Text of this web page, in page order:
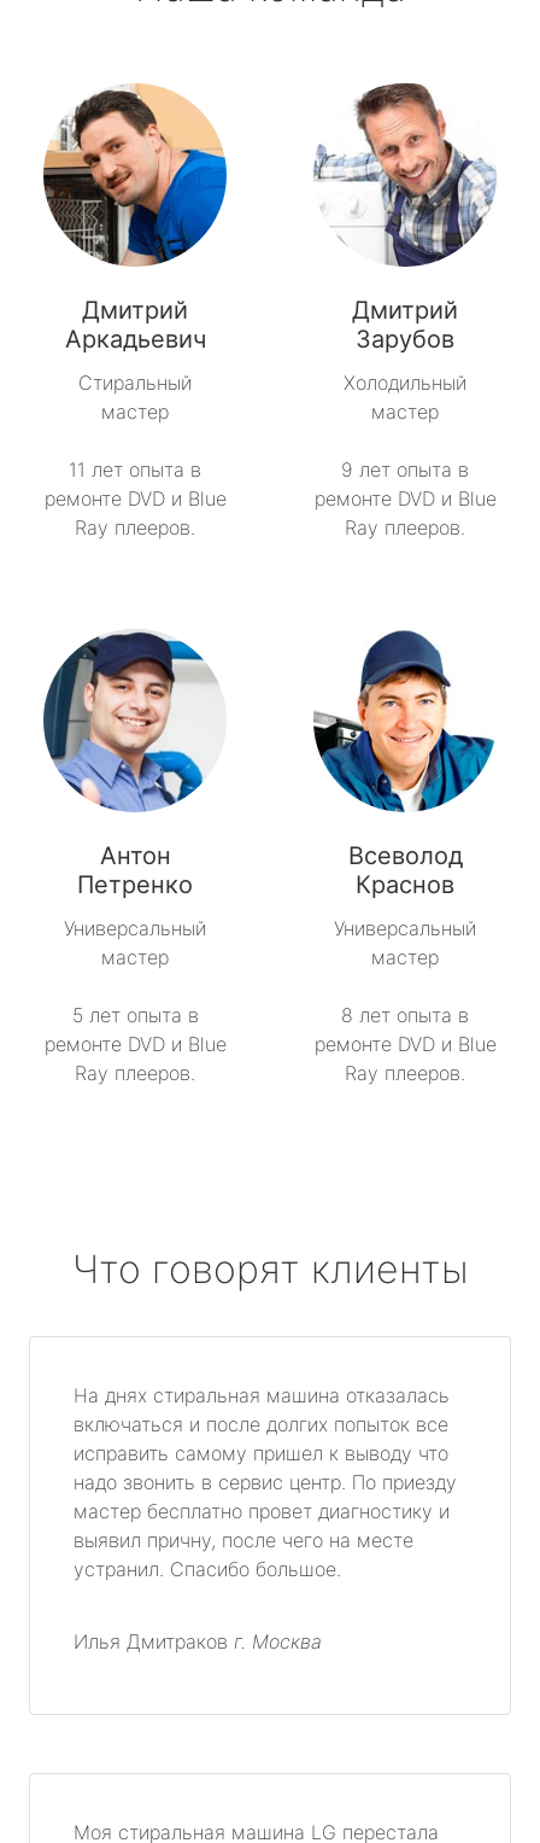
Дмитрий
Аркадьевич
Стиральный
мастер
11 лет опыта в
ремонте DVD и Blue
Ray плееров.
Дмитрий
Зарубов
Холодильный
мастер
9 лет опыта в
ремонте DVD и Blue
Ray плееров.
Антон
Петренко
Универсальный
мастер
5 лет опыта в
ремонте DVD и Blue
Ray плееров.
Всеволод
Краснов
Универсальный
мастер
8 лет опыта в
ремонте DVD и Blue
Ray плееров.
Что говорят клиенты
На днях стиральная машина отказалась
включаться и после долгих попыток все
исправить самому пришел к выводу что
надо звонить в сервис центр. По приезду
мастер бесплатно провет диагностику и
выявил причну, после чего на месте
устранил. Спасибо большое.
Илья Дмитраков г. Москва
Моя стиральная машина LG перестала